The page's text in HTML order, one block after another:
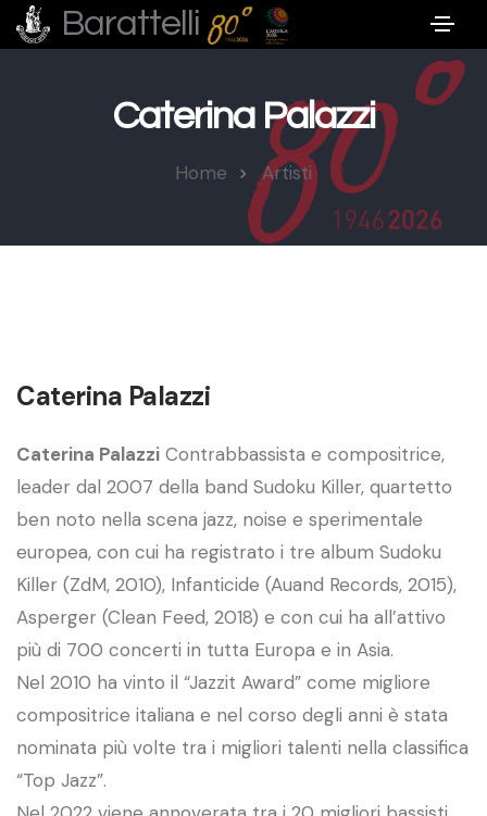
Barattelli
Caterina Palazzi
Home Artisti
Caterina Palazzi
Caterina Palazzi Contrabbassista e compositrice,
leader dal 2007 della band Sudoku Killer, quartetto
ben noto nella scena jazz, noise e sperimentale
europea, con cui ha registrato i tre album Sudoku
Killer (ZdM, 2010), Infanticide (Auand Records, 2015),
Asperger (Clean Feed, 2018) e con cui ha all’attivo
più di 700 concerti in tutta Europa e in Asia.
Nel 2010 ha vinto il “Jazzit Award” come migliore
compositrice italiana e nel corso degli anni è stata
nominata più volte tra i migliori talenti nella classifica
“Top Jazz”.